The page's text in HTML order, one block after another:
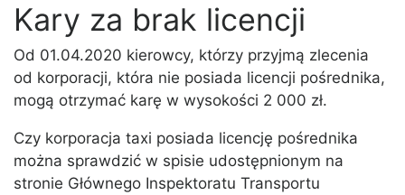
Kary za brak licencji
Od 01.04.2020 kierowcy, którzy przyjmą zlecenia
od korporacji, która nie posiada licencji pośrednika,
mogą otrzymać karę w wysokości 2 000 zł.
Czy korporacja taxi posiada licencję pośrednika
można sprawdzić w spisie udostępnionym na
stronie Głównego Inspektoratu Transportu